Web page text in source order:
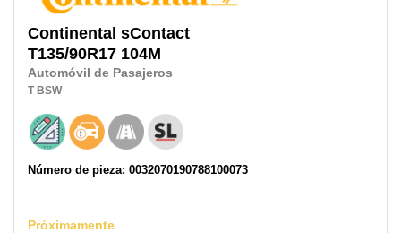
Continental sContact
T135/90R17 104M
Automóvil de Pasajeros
T BSW
Número de pieza: 0032070190788100073
Próximamente